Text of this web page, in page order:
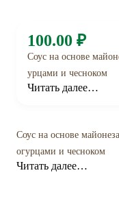
100.00 ₽
Соус на основе
урцами и чесноком
Читать далее…
Соус на основе
огурцами и чесноком
Читать далее…